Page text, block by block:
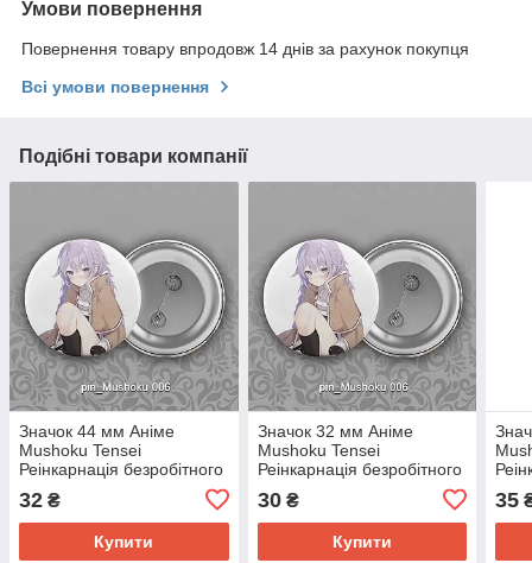
Умови повернення
Повернення товару впродовж 14 днів за рахунок покупця
Всі умови повернення
Подібні товари компанії
Значок 44 мм Аніме
Mushoku Tensei
Реінкарнація безробітного
32 ₴
Купити
Значок 32 мм Аніме
Mushoku Tensei
Реінкарнація безробітного
30₴
Купити
35